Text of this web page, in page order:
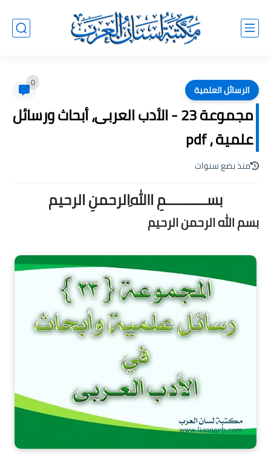
الرسائل العلمية 0
مجموعة 23 - الأدب العربى، أبحاث ورسائل
علمية ، pdf
منذ بضع سنوات
بســـــــــــمِ اﷲِالرحمنِ الرحيم
بسم الله الرحمن الرحيم